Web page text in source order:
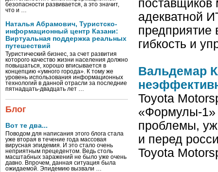
безопасности развивается, а это значит,
что и …
Наталья Абрамович, Туристско-
информационный центр Казани:
Виртуальная поддержка реальных
путешествий
Туристический бизнес, за счет развития
которого качество жизни населения должно
повышаться, хорошо вписывается в
концепцию «умного города». К тому же
уровень использования информационных
технологий в данной отрасли за последние
пятнадцать-двадцать лет …
Блог
Вот те два...
Поводом для написания этого блога стала
уже вторая в течение года массовая
вирусная эпидемия. И это стало очень
неприятным прецедентом. Ведь столь
масштабных заражений не было уже очень
давно. Впрочем, данная ситуация была
ожидаемой. Эпидемию вызвали …
поставщиков
адекватной
предприятие
гибкость и
Вальдемар
Toyota
«Формулы-1»
проблемы,
и перед
Toyota